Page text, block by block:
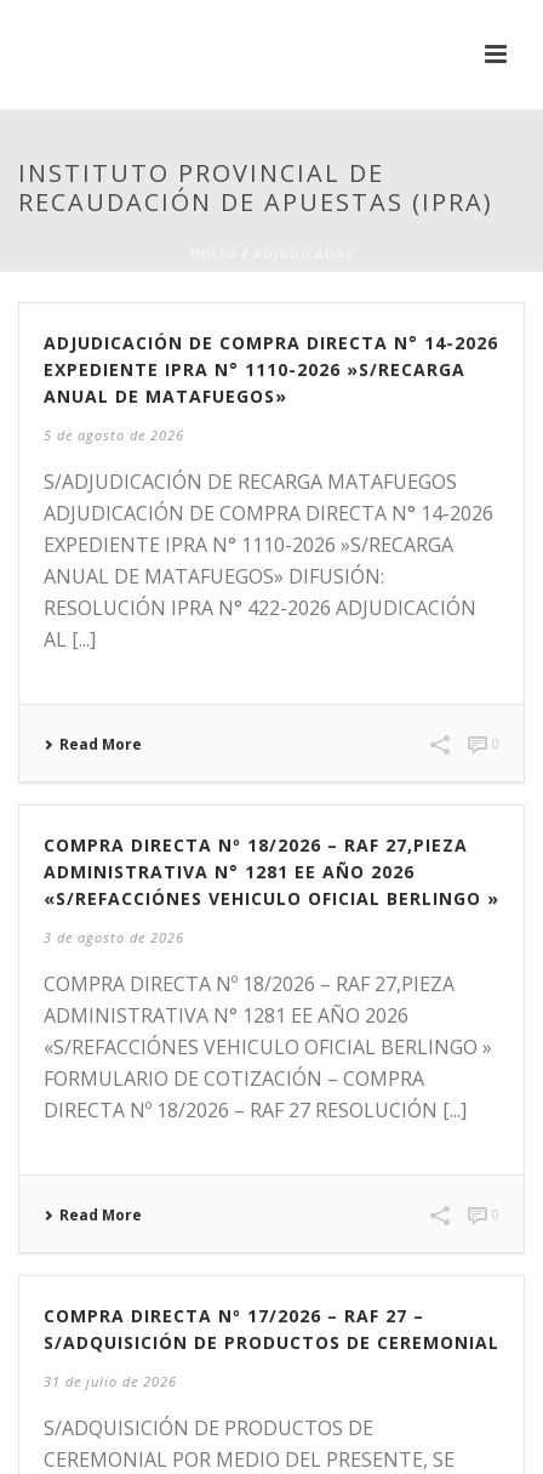
INSTITUTO PROVINCIAL DE
RECAUDACIÓN DE APUESTAS (IPRA)
ADJUDICACIÓN DE COMPRA DIRECTA N° 14-2026
EXPEDIENTE IPRA N° 1110-2026 »S/RECARGA
ANUAL DE MATAFUEGOS»
5 de agosto de 2026
S/ADJUDICACIÓN DE RECARGA MATAFUEGOS
ADJUDICACIÓN DE COMPRA DIRECTA N° 14-2026
EXPEDIENTE IPRA N° 1110-2026 »S/RECARGA
ANUAL DE MATAFUEGOS» DIFUSIÓN:
RESOLUCIÓN IPRA N° 422-2026 ADJUDICACIÓN
AL [...]
Read More 0
COMPRA DIRECTA Nº 18/2026 – RAF 27,PIEZA
ADMINISTRATIVA N° 1281 EE AÑO 2026
«S/REFACCIÓNES VEHICULO OFICIAL BERLINGO »
3 de agosto de 2026
COMPRA DIRECTA Nº 18/2026 – RAF 27,PIEZA
ADMINISTRATIVA N° 1281 EE AÑO 2026
«S/REFACCIÓNES VEHICULO OFICIAL BERLINGO »
FORMULARIO DE COTIZACIÓN – COMPRA
DIRECTA Nº 18/2026 – RAF 27 RESOLUCIÓN [...]
Read More 0
COMPRA DIRECTA Nº 17/2026 – RAF 27 –
S/ADQUISICIÓN DE PRODUCTOS DE CEREMONIAL
31 de julio de 2026
S/ADQUISICIÓN DE PRODUCTOS DE
CEREMONIAL POR MEDIO DEL PRESENTE, SE